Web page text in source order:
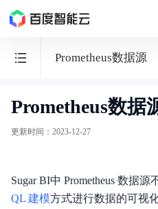
Prometheus数据源
百
度
可
视
Prometheus数据
更新时间 ： 2023-12-27
Sugar BI中 Prometheus 数据
QL 建模方式进行数据的可视